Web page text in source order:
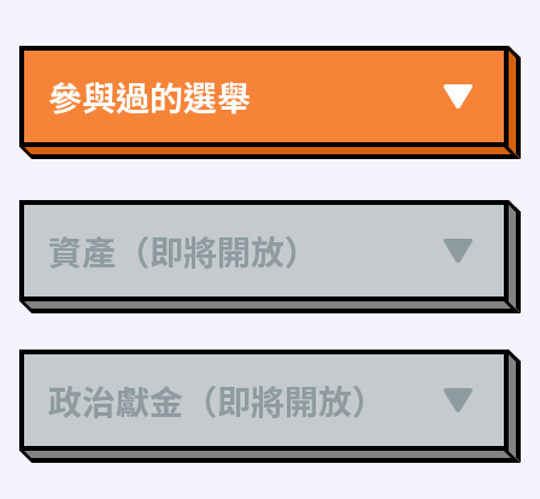
參與過的選舉
資產（即將開放）
政治獻金（即將開放）